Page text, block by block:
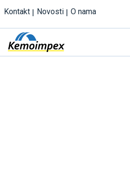
Kontakt Novosti O nama